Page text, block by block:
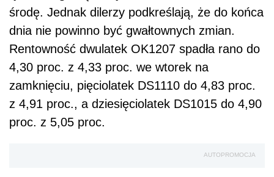
środę. Jednak dilerzy podkreślają, że do końca
dnia nie powinno być gwałtownych zmian.
Rentowność dwulatek OK1207 spadła rano do
4,30 proc. z 4,33 proc. we wtorek na
zamknięciu, pięciolatek DS1110 do 4,83 proc.
z 4,91 proc., a dziesięciolatek DS1015 do 4,90
proc. z 5,05 proc.
AUTOPROMOCJA